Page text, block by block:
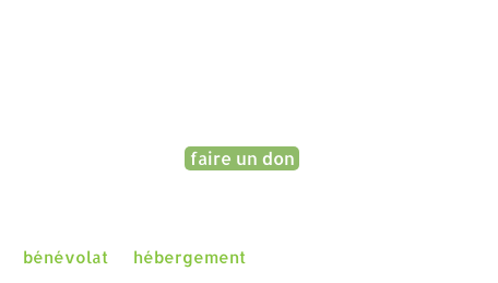
faire un don
hébergement
bénévolat